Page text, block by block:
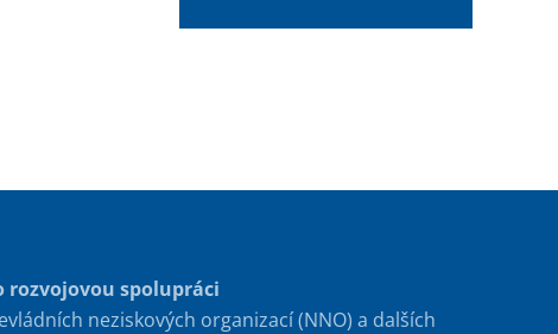
rozvojovou spolupráci
neziskových organizací (NNO) a dalších